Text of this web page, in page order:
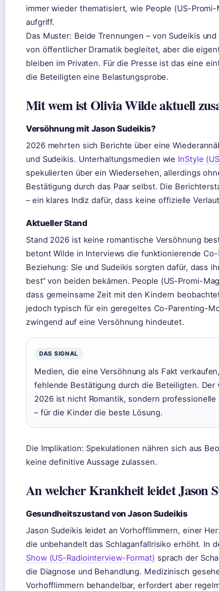
immer wieder thematisiert, wie People (US-
aufgriff.
Das Muster: Beide Trennungen – von Sudeikis
von öffentlicher Dramatik begleitet, aber die
bleiben im Privaten. Für die Presse ist das eine
die Beteiligten eine Belastungsprobe.
Mit wem ist Olivia Wilde aktuell
Versöhnung mit Jason Sudeikis?
2026 mehrten sich Berichte über eine
und Sudeikis. Unterhaltungsmedien wie InStyle
spekulierten über ein Wiedersehen, allerdings
Bestätigung durch das Paar selbst. Die
– ein klares Indiz dafür, dass keine offizielle
Aktueller Stand
Stand 2026 ist keine romantische Versöhnung
betont Wilde in Interviews die funktionierende
Beziehung: Sie und Sudeikis sorgten dafür, dass
best“ von beiden bekämen. People (US-Promi-
dass gemeinsame Zeit mit den Kindern
jedoch typisch für ein geregeltes Co-Parenting-
zwingend auf eine Versöhnung hindeutet.
DAS SIGNAL
Medien, die eine Versöhnung als Fakt
fehlende Bestätigung durch die Beteiligten. Der
2026 ist nicht Romantik, sondern
– für die Kinder die beste Lösung.
Die Implikation: Spekulationen nähren sich aus
keine definitive Aussage zulassen.
An welcher Krankheit leidet Jason
Gesundheitszustand von Jason Sudeikis
Jason Sudeikis leidet an Vorhofflimmern, einer
die unbehandelt das Schlaganfallrisiko erhöht. In
Show (US-Radiointerview-Format) sprach der
die Diagnose und Behandlung. Medizinisch
Vorhofflimmern behandelbar, erfordert aber